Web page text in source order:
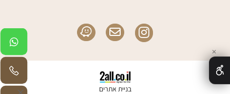
בניית אתרים
✕